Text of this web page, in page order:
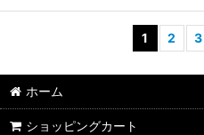
1 2 3
ホーム
ショッピングカート